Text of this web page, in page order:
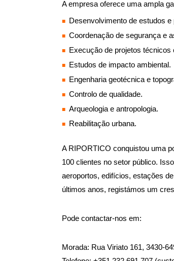
A empresa oferece uma ampla
Desenvolvimento de estudos
Coordenação de segurança e
Execução de projetos
Estudos de impacto ambiental.
Engenharia geotécnica e
Controlo de qualidade.
Arqueologia e antropologia.
Reabilitação urbana.
A RIPORTICO conquistou uma
100 clientes no setor público.
aeroportos, edifícios, estações
últimos anos, registámos um
Pode contactar-nos em:
Morada: Rua Viriato 161, 3430-